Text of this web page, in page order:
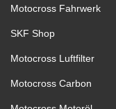
Motocross Fahrwerk
SKF Shop
Motocross Luftfilter
Motocross Carbon